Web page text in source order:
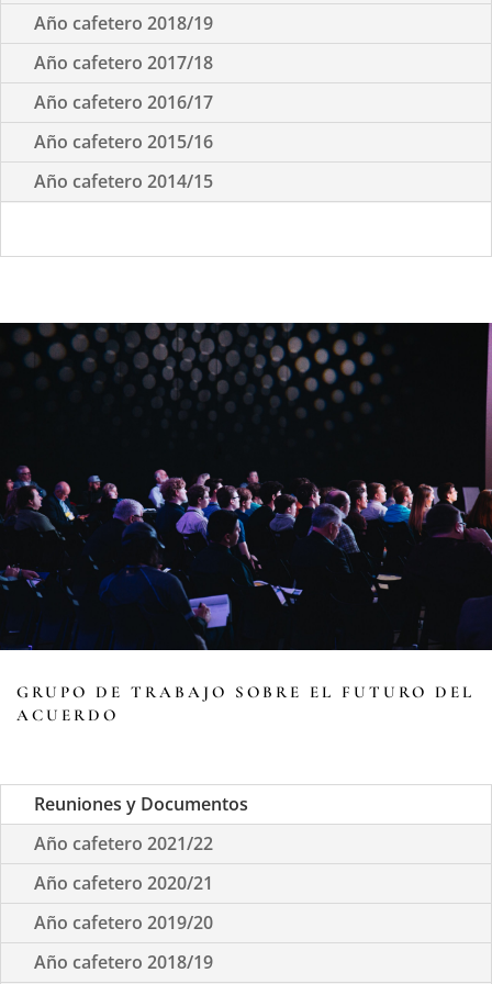
Año cafetero 2018/19
Año cafetero 2017/18
Año cafetero 2016/17
Año cafetero 2015/16
Año cafetero 2014/15
GRUPO DE TRABAJO SOBRE EL FUTURO DEL
ACUERDO
Reuniones y Documentos
Año cafetero 2021/22
Año cafetero 2020/21
Año cafetero 2019/20
Año cafetero 2018/19